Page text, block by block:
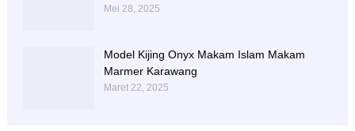
Mei 28, 2025
Model Kijing Onyx Makam Islam Makam
Marmer Karawang
Maret 22, 2025